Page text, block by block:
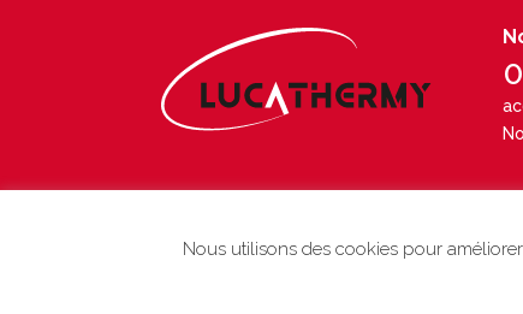
Nous utilisons des cookies pour